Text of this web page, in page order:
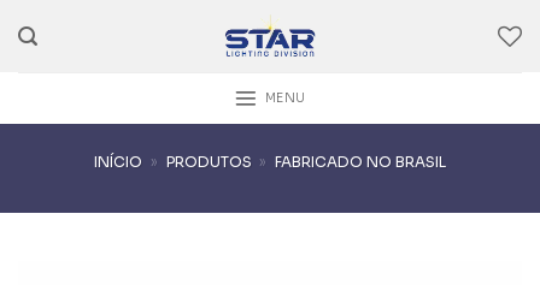
to
MENU
INÍCIO » PRODUTOS » FABRICADO NO BRASIL